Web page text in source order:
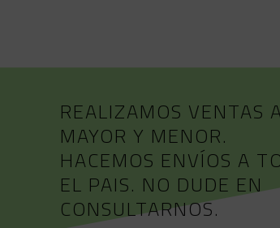
REALIZAMOS VENTAS
MAYOR Y MENOR.
HACEMOS ENVÍOS A
EL PAIS. NO DUDE EN
CONSULTARNOS.